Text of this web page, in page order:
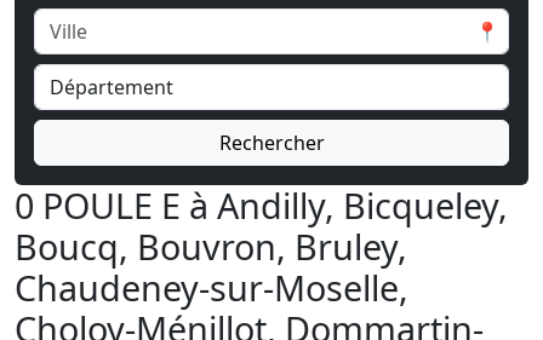
📍
Rechercher
0 POULE E à Andilly, Bicqueley,
Boucq, Bouvron, Bruley,
Chaudeney-sur-Moselle,
Choloy-Ménillot, Dommartin-